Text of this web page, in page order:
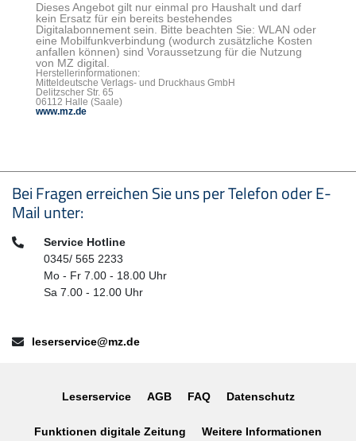
Dieses Angebot gilt nur einmal pro Haushalt und darf
kein Ersatz für ein bereits bestehendes
Digitalabonnement sein. Bitte beachten Sie: WLAN oder
eine Mobilfunkverbindung (wodurch zusätzliche Kosten
anfallen können) sind Voraussetzung für die Nutzung
von MZ digital.
Herstellerinformationen:
Mitteldeutsche Verlags- und Druckhaus GmbH
Delitzscher Str. 65
06112 Halle (Saale)
www.mz.de
Seitenfußbereich
Bei Fragen erreichen Sie uns per Telefon oder E-
Mail unter:
Telefon:Service Hotline
0345/ 565 2233
Mo - Fr 7.00 - 18.00 Uhr
Sa 7.00 - 12.00 Uhr
E-Mail:leserservice@mz.de
Leserservice AGB FAQ Datenschutz
Funktionen digitale Zeitung Weitere Informationen